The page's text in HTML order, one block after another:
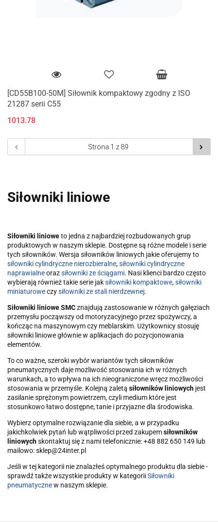
[CD55B100-50M] Siłownik kompaktowy zgodny z ISO
21287 serii C55
1013.78
Siłowniki liniowe
Siłowniki linioweto jedna z najbardziej rozbudowanych grup
produktowych w naszym sklepie. Dostępne są różne modele i serie
tych siłowników. Wersja siłowników liniowych jakie oferujemy to
siłowniki cylindryczne nierozbieralne,siłowniki cylindryczne
naprawialneorazsiłowniki ze ściągami. Nasi klienci bardzo często
wybierają również takie serie jaksiłowniki kompaktowe,siłowniki
miniaturoweczysiłowniki ze stali nierdzewnej.
Siłowniki liniowe SMCznajdują zastosowanie w różnych gałęziach
przemysłu począwszy od motoryzacyjnego przez spożywczy, a
kończąc na maszynowym czy meblarskim. Użytkownicy stosuję
siłowniki liniowe głównie w aplikacjach do pozycjonowania
elementów.
To co ważne, szeroki wybór wariantów tych siłowników
pneumatycznych daje możliwość stosowania ich w różnych
warunkach, a to wpływa na ich nieograniczone wręcz możliwości
stosowania w przemyśle. Kolejną zaletą siłowników liniowych jest
zasilanie sprężonym powietrzem, czyli medium które jest
stosunkowo łatwo dostępne, tanie i przyjazne dla środowiska.
Wybierz optymalne rozwiązanie dla siebie, a w przypadku
jakichkolwiek pytań lub wątpliwości przed zakupemsiłowników
liniowychskontaktuj się z nami telefonicznie: +48 882 650 149 lub
mailowo: sklep@24inter.pl
Jeśli w tej kategorii nie znalazłeś optymalnego produktu dla siebie -
sprawdź także wszystkie produkty w kategoriiSiłowniki
pneumatycznew naszym sklepie.